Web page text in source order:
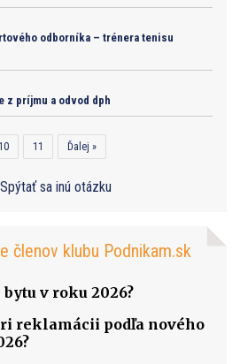
odborníka – trénera tenisu
z príjmu a odvod dph
10 11 Ďalej »
Spýtať sa inú otázku
členov klubu Podnikam.sk
v roku 2026?
reklamácii podľa nového